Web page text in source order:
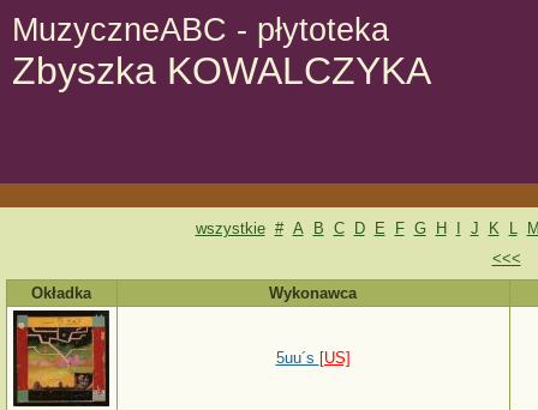
MuzyczneABC - płytoteka
Zbyszka KOWALCZYKA
wszystkie # A B C D E F G H J K L
<<<
Okładka
Wykonawca
5uu´s [US]